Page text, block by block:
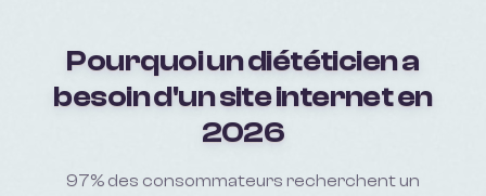
Pourquoi undiététiciena
besoin d'un site internet en
2026
97% des consommateurs recherchent un